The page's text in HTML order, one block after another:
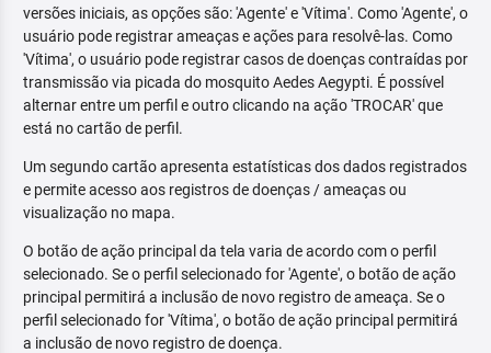
versões iniciais, as opções são: 'Agente' e 'Vítima'. Como 'Agente', o
usuário pode registrar ameaças e ações para resolvê-las. Como
'Vítima', o usuário pode registrar casos de doenças contraídas por
transmissão via picada do mosquito Aedes Aegypti. É possível
alternar entre um perfil e outro clicando na ação 'TROCAR' que
está no cartão de perfil.
Um segundo cartão apresenta estatísticas dos dados registrados
e permite acesso aos registros de doenças / ameaças ou
visualização no mapa.
O botão de ação principal da tela varia de acordo com o perfil
selecionado. Se o perfil selecionado for 'Agente', o botão de ação
principal permitirá a inclusão de novo registro de ameaça. Se o
perfil selecionado for 'Vítima', o botão de ação principal permitirá
a inclusão de novo registro de doença.